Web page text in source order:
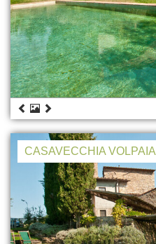
CASAVECCHIA VOLPAIA